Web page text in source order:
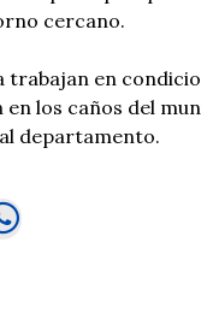
cercano.
trabajan en
los caños del
departamento.